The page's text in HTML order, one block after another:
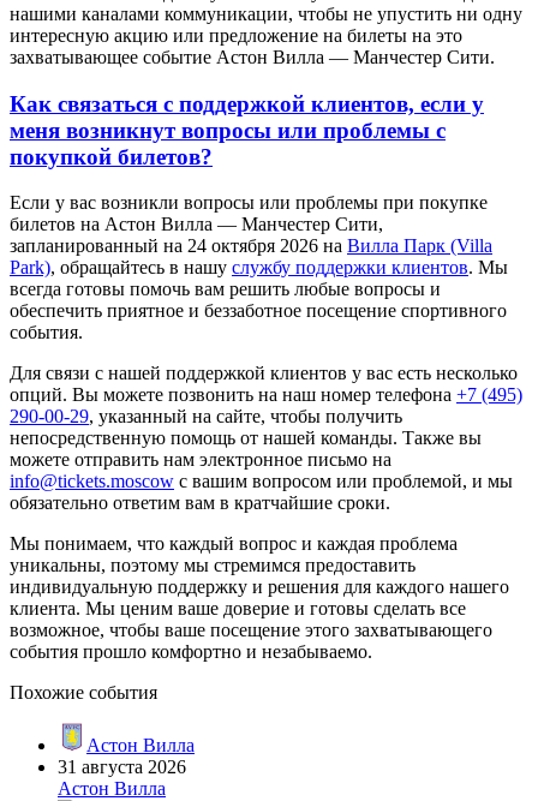
нашими каналами коммуникации, чтобы не упустить ни одну
интересную акцию или предложение на билеты на это
захватывающее событие Астон Вилла — Манчестер Сити.
Как связаться с поддержкой клиентов, если у
меня возникнут вопросы или проблемы с
покупкой билетов?
Если у вас возникли вопросы или проблемы при покупке
билетов на Астон Вилла — Манчестер Сити,
запланированный на 24 октября 2026 на Вилла Парк (Villa
Park), обращайтесь в нашу службу поддержки клиентов. Мы
всегда готовы помочь вам решить любые вопросы и
обеспечить приятное и беззаботное посещение спортивного
события.
Для связи с нашей поддержкой клиентов у вас есть несколько
опций. Вы можете позвонить на наш номер телефона +7 (495)
290-00-29, указанный на сайте, чтобы получить
непосредственную помощь от нашей команды. Также вы
можете отправить нам электронное письмо на
info@tickets.moscow с вашим вопросом или проблемой, и мы
обязательно ответим вам в кратчайшие сроки.
Мы понимаем, что каждый вопрос и каждая проблема
уникальны, поэтому мы стремимся предоставить
индивидуальную поддержку и решения для каждого нашего
клиента. Мы ценим ваше доверие и готовы сделать все
возможное, чтобы ваше посещение этого захватывающего
события прошло комфортно и незабываемо.
Похожие события
Астон Вилла
31 августа 2026
Астон Вилла